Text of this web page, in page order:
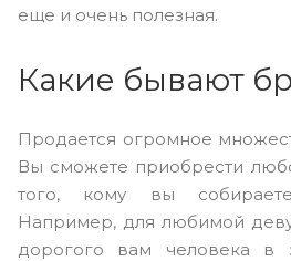
еще и очень полезная.
Какие бывают
Продается огромное
Вы сможете приобрести
того, кому вы
Например, для любимой
дорогого вам человека в